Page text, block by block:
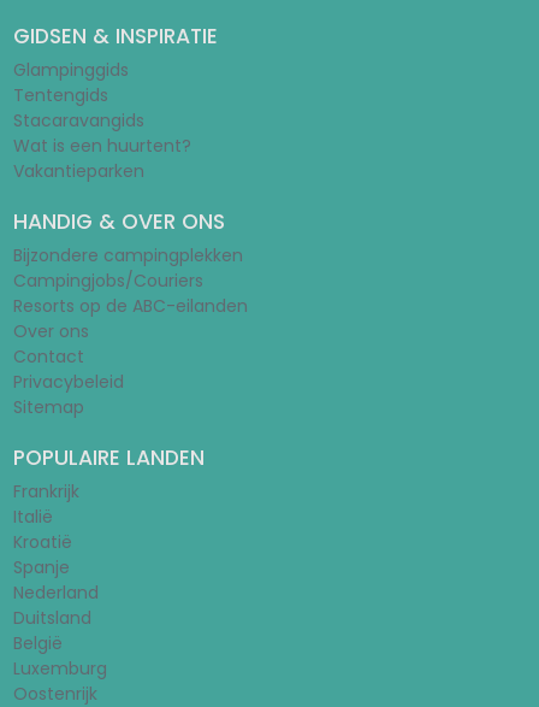
GIDSEN & INSPIRATIE
Glampinggids
Tentengids
Stacaravangids
Wat is een huurtent?
Vakantieparken
HANDIG & OVER ONS
Bijzondere campingplekken
Campingjobs/Couriers
Resorts op de ABC-eilanden
Over ons
Contact
Privacybeleid
Sitemap
POPULAIRE LANDEN
Frankrijk
Italië
Kroatië
Spanje
Nederland
Duitsland
België
Luxemburg
Oostenrijk